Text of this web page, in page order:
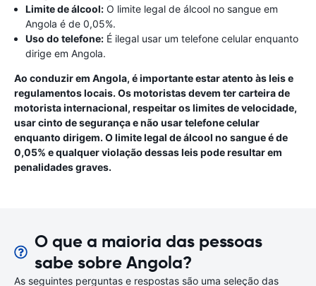
Limite de álcool: O limite legal de álcool no sangue em
Angola é de 0,05%.
Uso do telefone: É ilegal usar um telefone celular enquanto
dirige em Angola.
Ao conduzir em Angola, é importante estar atento às leis e
regulamentos locais. Os motoristas devem ter carteira de
motorista internacional, respeitar os limites de velocidade,
usar cinto de segurança e não usar telefone celular
enquanto dirigem. O limite legal de álcool no sangue é de
0,05% e qualquer violação dessas leis pode resultar em
penalidades graves.
O que a maioria das pessoas
sabe sobre Angola?
As seguintes perguntas e respostas são uma seleção das